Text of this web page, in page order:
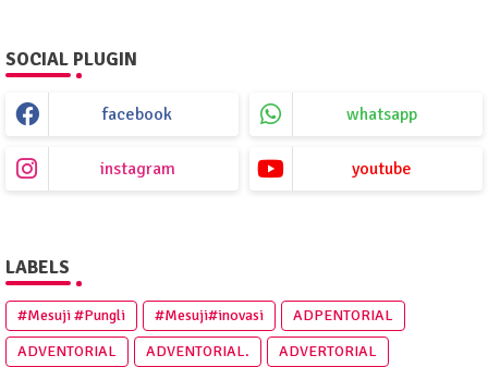
SOCIAL PLUGIN
facebook whatsapp
instagram youtube
LABELS
#Mesuji #Pungli #Mesuji#inovasi
ADPENTORIAL
ADVENTORIAL
ADVENTORIAL.
ADVERTORIAL